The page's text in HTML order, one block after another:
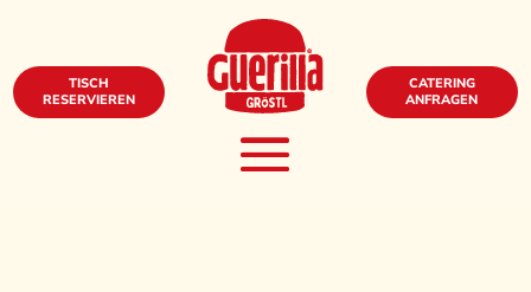
TISCH
RESERVIEREN
CATERING
ANFRAGEN